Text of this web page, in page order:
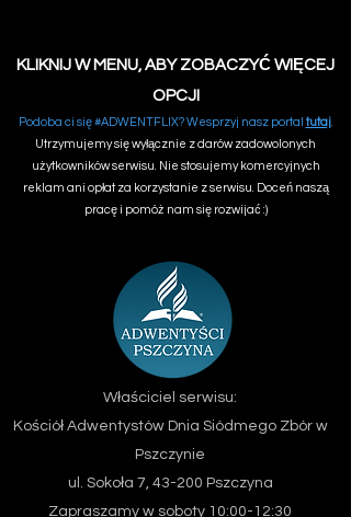
KLIKNIJ W MENU, ABY ZOBACZYĆ WIĘCEJ
OPCJI
Podoba ci się #ADWENTFLIX? Wesprzyj nasz portal tutaj.
Utrzymujemy się wyłącznie z darów zadowolonych
użytkowników serwisu. Nie stosujemy komercyjnych
reklam ani opłat za korzystanie z serwisu. Doceń naszą
pracę i pomóż nam się rozwijać :)
Właściciel serwisu:
Kościół Adwentystów Dnia Siódmego Zbór w
Pszczynie
ul. Sokoła 7, 43-200 Pszczyna
Zapraszamy w soboty 10:00-12:30